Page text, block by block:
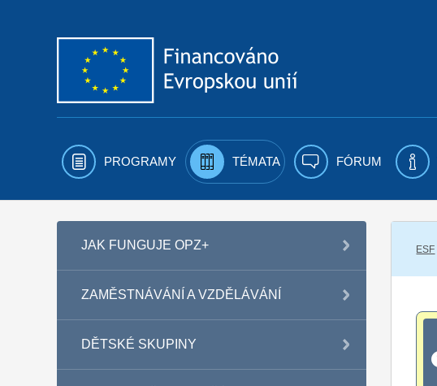
PROGRAMY TÉMATA FÓRUM
JAK FUNGUJE OPZ+
ZAMĚSTNÁVÁNÍ A VZDĚLÁVÁNÍ
DĚTSKÉ SKUPINY
ESF